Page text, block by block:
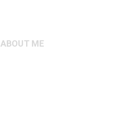
ABOUT ME